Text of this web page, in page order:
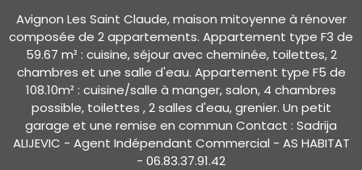
Avignon Les Saint Claude, maison mitoyenne à rénover
composée de 2 appartements. Appartement type F3 de
59.67 m² : cuisine, séjour avec cheminée, toilettes, 2
chambres et une salle d'eau. Appartement type F5 de
108.10m² : cuisine/salle à manger, salon, 4 chambres
possible, toilettes , 2 salles d'eau, grenier. Un petit
garage et une remise en commun Contact : Sadrija
ALIJEVIC - Agent Indépendant Commercial - AS HABITAT
- 06.83.37.91.42